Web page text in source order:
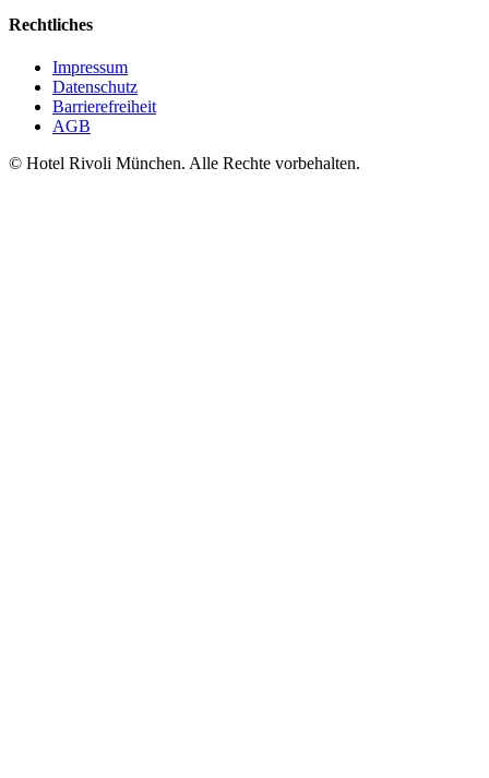
Rechtliches
Impressum
Datenschutz
Barrierefreiheit
AGB
© Hotel Rivoli München. Alle Rechte vorbehalten.